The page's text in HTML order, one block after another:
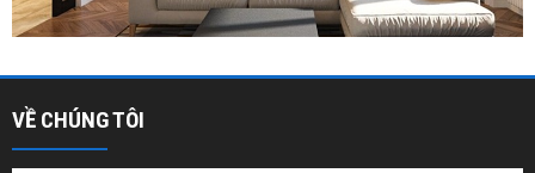
VỀ CHÚNG TÔI